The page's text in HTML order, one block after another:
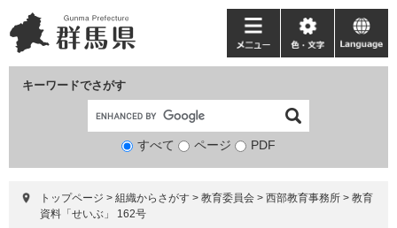
ー
ジ
ニ
ュ
て
キーワードでさがす
検
象
すべて ページ PDF
メ
ニ
ー
色・
文
language
トップページ > 組織からさがす > 教育委員会 > 西部教育事務所 > 教育
資料「せいぶ」 162号